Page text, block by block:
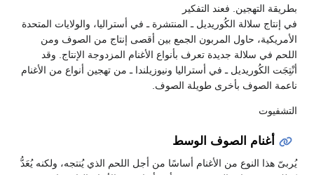
بطريقة التهجين. فعند التفكير
في إنتاج سلالة الكُوريديل ـ المنتشرة ـ في أستراليا، والولايات المتحدة
الأمريكية، حاول المربون الجمع بين أقصى إنتاج من الصوف ومن
اللحم في سلالة جديدة تعرف بأنواع الأغنام المزدوجة الإنتاج. وقد
أنْتِجَت الكُوريديل ـ في أستراليا ونيوزيلندا ـ من تهجين أنواع من الأغنام
ناعمة الصوف بأخرى طويلة الصوف.
التشفيوت
أغنام الصوف الوسط
يُربىّ هذا النوع من الأغنام أساسًا من أجل اللحم الذي يُنتجه، ولكنه يُعَدُّ